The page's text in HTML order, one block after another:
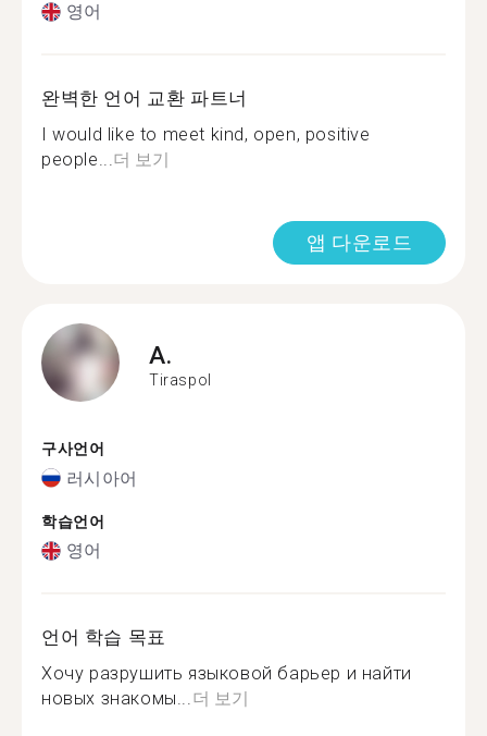
영어
완벽한 언어 교환 파트너
I would like to meet kind, open, positive
people...더 보기
앱 다운로드
A.
Tiraspol
구사언어
러시아어
학습언어
영어
언어 학습 목표
Хочу разрушить языковой барьер и найти
новых знакомы...더 보기